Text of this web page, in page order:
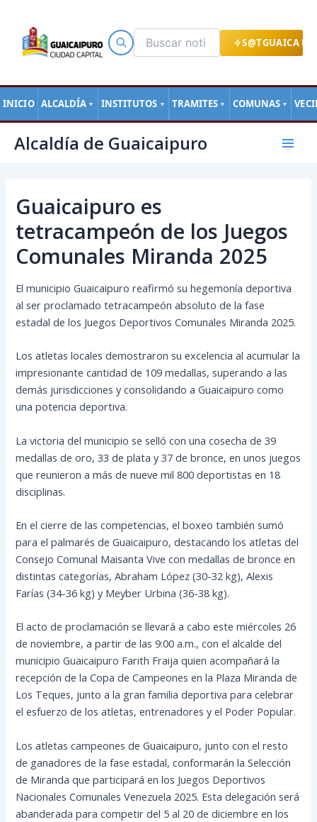
S@TGUAICA
INICIO ALCALDÍA ▼ INSTITUTOS ▼ TRAMITES ▼ COMUNAS ▼
contenido
Alcaldía de Guaicaipuro
Main
Guaicaipuro es
tetracampeón de los Juegos
Comunales Miranda 2025
El municipio Guaicaipuro reafirmó su hegemonía deportiva
al ser proclamado tetracampeón absoluto de la fase
estadal de los Juegos Deportivos Comunales Miranda 2025.
Los atletas locales demostraron su excelencia al acumular la
impresionante cantidad de 109 medallas, superando a las
demás jurisdicciones y consolidando a Guaicaipuro como
una potencia deportiva.
La victoria del municipio se selló con una cosecha de 39
medallas de oro, 33 de plata y 37 de bronce, en unos juegos
que reunieron a más de nueve mil 800 deportistas en 18
disciplinas.
En el cierre de las competencias, el boxeo también sumó
para el palmarés de Guaicaipuro, destacando los atletas del
Consejo Comunal Maisanta Vive con medallas de bronce en
distintas categorías, Abraham López (30-32 kg), Alexis
Farías (34-36 kg) y Meyber Urbina (36-38 kg).
El acto de proclamación se llevará a cabo este miércoles 26
de noviembre, a partir de las 9:00 a.m., con el alcalde del
municipio Guaicaipuro Farith Fraija quien acompañará la
recepción de la Copa de Campeones en la Plaza Miranda de
Los Teques, junto a la gran familia deportiva para celebrar
el esfuerzo de los atletas, entrenadores y el Poder Popular.
Los atletas campeones de Guaicaipuro, junto con el resto
de ganadores de la fase estadal, conformarán la Selección
de Miranda que participará en los Juegos Deportivos
Nacionales Comunales Venezuela 2025. Esta delegación será
abanderada para competir del 5 al 20 de diciembre en los
de